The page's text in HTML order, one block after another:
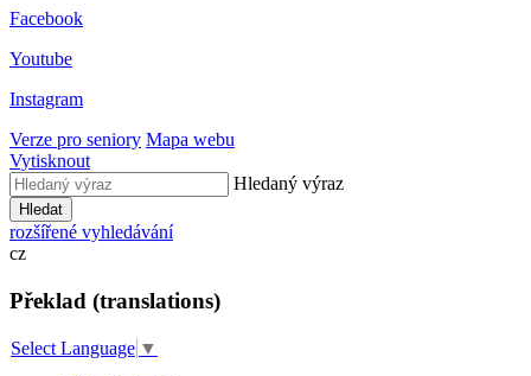
Facebook
Youtube
Instagram
Verze pro seniory Mapa webu
Vytisknout
Hledaný výraz
Hledat
rozšířené vyhledávání
cz
Překlad (translations)
Select Language ▼